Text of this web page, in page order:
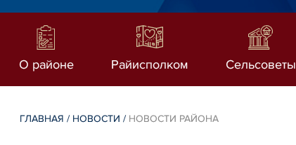
О районе Райисполком Сельсоветы
ГЛАВНАЯ / НОВОСТИ / НОВОСТИ РАЙОНА